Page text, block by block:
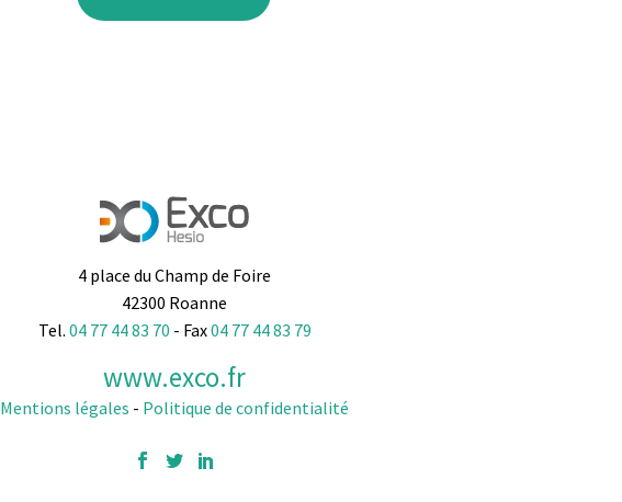
4 place du Champ de Foire
42300 Roanne
Tel. 04 77 44 83 70 - Fax04 77 44 83 79
www.exco.fr
Mentions légales - Politique de confidentialité